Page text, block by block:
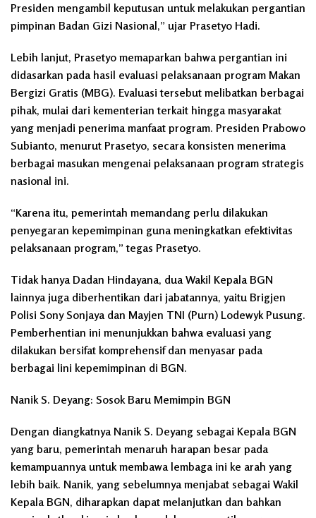
Presiden mengambil keputusan untuk melakukan pergantian
pimpinan Badan Gizi Nasional,” ujar Prasetyo Hadi.
Lebih lanjut, Prasetyo memaparkan bahwa pergantian ini
didasarkan pada hasil evaluasi pelaksanaan program Makan
Bergizi Gratis (MBG). Evaluasi tersebut melibatkan berbagai
pihak, mulai dari kementerian terkait hingga masyarakat
yang menjadi penerima manfaat program. Presiden Prabowo
Subianto, menurut Prasetyo, secara konsisten menerima
berbagai masukan mengenai pelaksanaan program strategis
nasional ini.
“Karena itu, pemerintah memandang perlu dilakukan
penyegaran kepemimpinan guna meningkatkan efektivitas
pelaksanaan program,” tegas Prasetyo.
Tidak hanya Dadan Hindayana, dua Wakil Kepala BGN
lainnya juga diberhentikan dari jabatannya, yaitu Brigjen
Polisi Sony Sonjaya dan Mayjen TNI (Purn) Lodewyk Pusung.
Pemberhentian ini menunjukkan bahwa evaluasi yang
dilakukan bersifat komprehensif dan menyasar pada
berbagai lini kepemimpinan di BGN.
Nanik S. Deyang: Sosok Baru Memimpin BGN
Dengan diangkatnya Nanik S. Deyang sebagai Kepala BGN
yang baru, pemerintah menaruh harapan besar pada
kemampuannya untuk membawa lembaga ini ke arah yang
lebih baik. Nanik, yang sebelumnya menjabat sebagai Wakil
Kepala BGN, diharapkan dapat melanjutkan dan bahkan